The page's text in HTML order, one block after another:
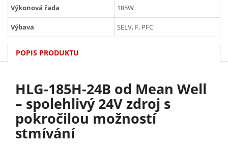
Výkonová řada 185W
Výbava SELV, F, PFC
POPIS PRODUKTU
HLG-185H-24B od Mean Well
– spolehlivý 24V zdroj s
pokročilou možností
stmívání